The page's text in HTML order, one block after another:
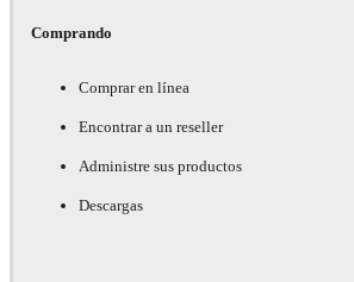
Comprando
Comprar en línea
Encontrar a un reseller
Administre sus productos
Descargas